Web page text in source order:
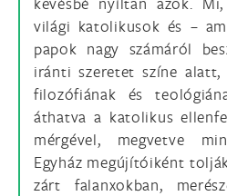
világi katolikusok és –
papok nagy számáról
iránti szeretet színe
filozófiának és
áthatva a katolikus
mérgével, megvetve
Egyház megújítóiként
zárt falanxokban,